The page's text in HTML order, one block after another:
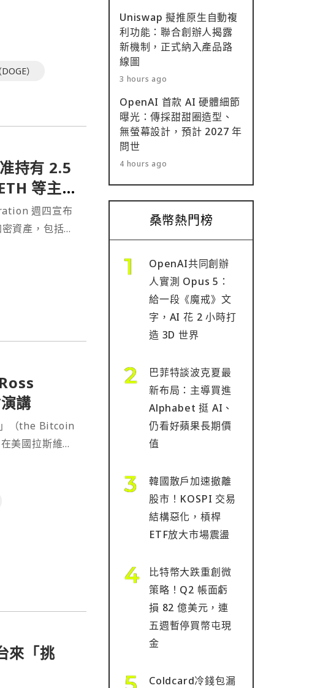
）
持有 2.5
等主流
週四宣布
資產，包括比
國總統川普的
講
（the Bitcoin
美國拉斯維加
，名單涵蓋政
來「挑
Uniswap 擬推原生自動複
利功能：聯合創辦人揭露
新機制，正式納入產品路
線圖
3 hours ago
OpenAI 首款 AI 硬體細節
曝光：傳採甜甜圈造型、
無螢幕設計，預計 2027 年
問世
4 hours ago
桑幣熱門榜
OpenAI共同創辦
人實測 Opus 5：
給一段《魔戒》文
字，AI 花 2 小時打
造 3D 世界
巴菲特談波克夏最
新布局：主導買進
Alphabet 挺 AI、
仍看好蘋果長期價
值
韓國散戶加速撤離
股市！KOSPI 交易
結構惡化，槓桿
ETF放大市場震盪
比特幣大跌重創微
策略！Q2 帳面虧
損 82 億美元，連
五週暫停買幣屯現
金
Coldcard冷錢包漏